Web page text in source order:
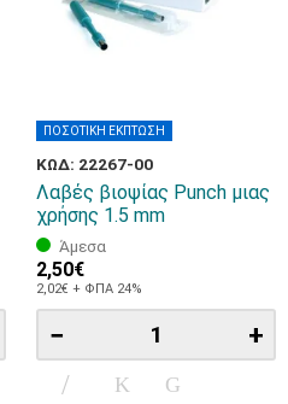
ΠΟΣΟΤΙΚΗ ΕΚΠΤΩΣΗ
ΚΩΔ: 22267-00
Λαβές βιοψίας Punch μιας
χρήσης 1.5 mm
Άμεσα
2,50€
2,02€ + ΦΠΑ 24%
− +